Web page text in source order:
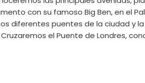
con su famoso Big Ben, en el
diferentes puentes de la ciudad y
Cruzaremos el Puente de Londres,